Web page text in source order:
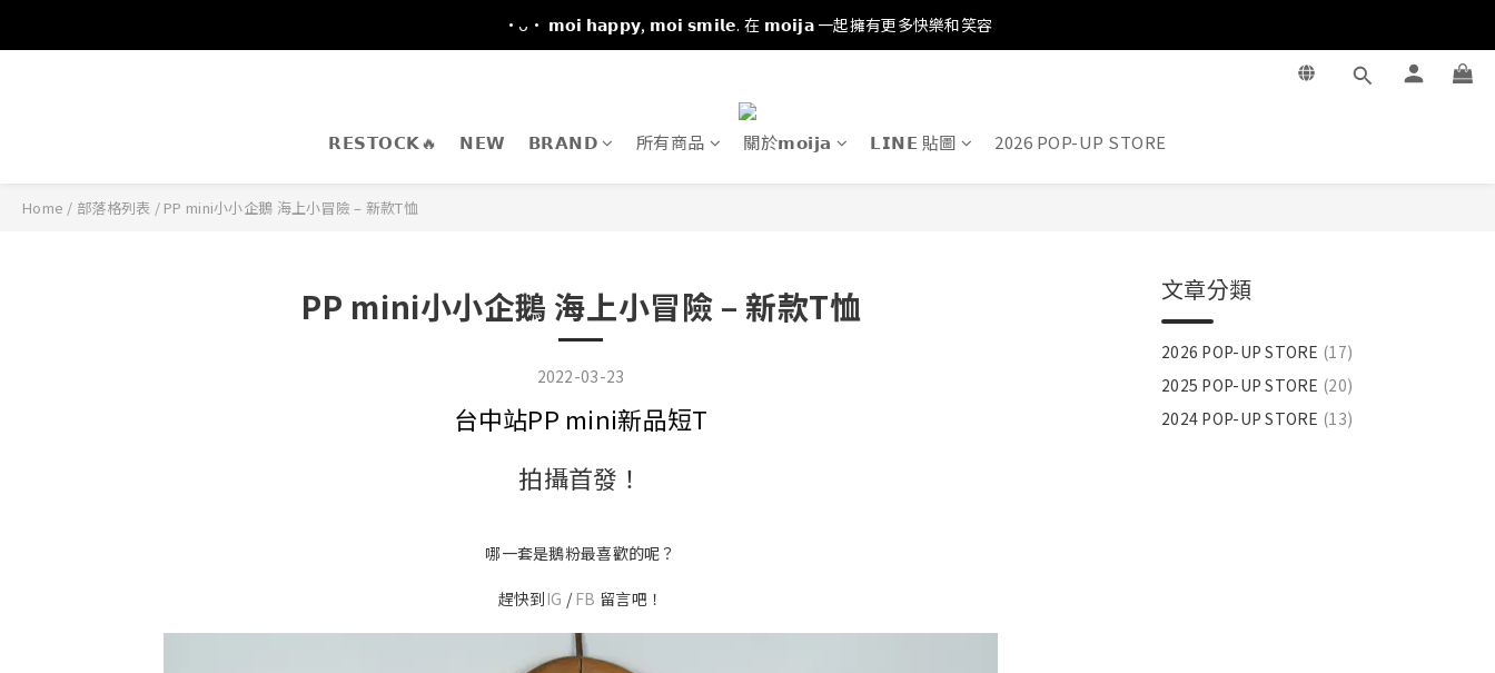
·ᴗ· 𝗺𝗼𝗶 𝗵𝗮𝗽𝗽𝘆, 𝗺𝗼𝗶 𝘀𝗺𝗶𝗹𝗲. 在 𝗺𝗼𝗶𝗷𝗮 一起擁有更多快樂和笑容
𝗥𝗘𝗦𝗧𝗢𝗖𝗞🔥 𝗡𝗘𝗪 𝗕𝗥𝗔𝗡𝗗 所有商品 關於𝗺𝗼𝗶𝗷𝗮 𝗟𝗜𝗡𝗘 貼圖 2026 POP-UP STORE
Home / 部落格列表 / PP mini小小企鵝 海上小冒險 – 新款T恤
PP mini小小企鵝 海上小冒險 – 新款T恤
2022-03-23
台中站PP mini新品短T
拍攝首發！
哪一套是鵝粉最喜歡的呢？
趕快到IG /FB 留言吧！
文章分類
2026 POP-UP STORE (17)
2025 POP-UP STORE (20)
2024 POP-UP STORE (13)